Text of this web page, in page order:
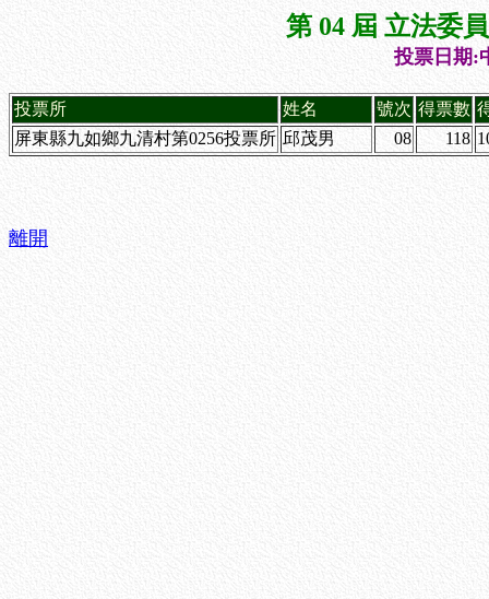
第 04 屆 立法委
投票日期:
投票所 姓名 號次 得票數
屏東縣九如鄉九清村第0256投票所 邱茂男 08 118
離開